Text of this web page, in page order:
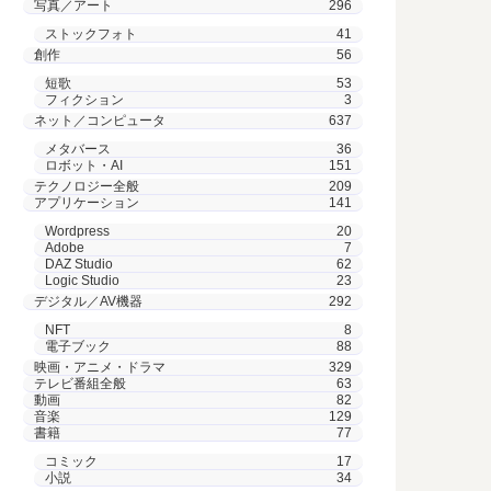
写真／アート
296
ストックフォト
41
創作
56
短歌
53
フィクション
3
ネット／コンピュータ
637
メタバース
36
ロボット・AI
151
テクノロジー全般
209
アプリケーション
141
Wordpress
20
Adobe
7
DAZ Studio
62
Logic Studio
23
デジタル／AV機器
292
NFT
8
電子ブック
88
映画・アニメ・ドラマ
329
テレビ番組全般
63
動画
82
音楽
129
書籍
77
コミック
17
小説
34